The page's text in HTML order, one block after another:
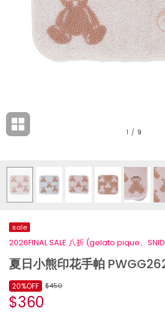
1 / 9
sale
2026FINAL SALE 八折 (gelato pique、
夏日小熊印花手帕
$450
$360
20%OFF